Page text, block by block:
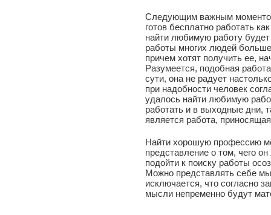
Следующим важным
готов бесплатно работать
найти любимую работу
работы многих людей
причем хотят получить ее,
Разумеется, подобная
сути, она не радует
при надобности человек
удалось найти любимую
работать и в выходные дни,
является работа,
Найти хорошую профессию
представление о том, чего
подойти к поиску работы
Можно представлять себе
исключается, что согласно
мысли непременно будут